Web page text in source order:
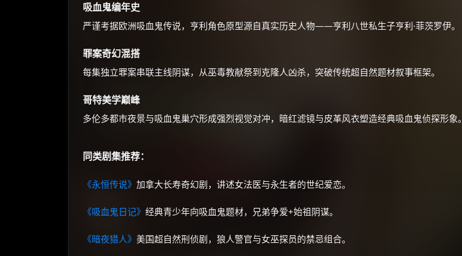
吸血鬼编年史
严谨考据欧洲吸血鬼传说，亨利角色原型源自真实历史人物——亨利八世私生子亨利·菲茨罗伊。
罪案奇幻混搭
每集独立罪案串联主线阴谋，从巫毒教献祭到克隆人凶杀，突破传统超自然题材叙事框架。
哥特美学巅峰
多伦多都市夜景与吸血鬼巢穴形成强烈视觉对冲，暗红滤镜与皮革风衣塑造经典吸血鬼侦探形象。
同类剧集推荐：
《永恒传说》 加拿大长寿奇幻剧，讲述女法医与永生者的世纪爱恋。
《吸血鬼日记》 经典青少年向吸血鬼题材，兄弟争爱+始祖阴谋。
《暗夜猎人》 美国超自然刑侦剧，狼人警官与女巫探员的禁忌组合。
还有支付宝现金红包、外卖红包、
⚡ 前往【大淘客】领红包